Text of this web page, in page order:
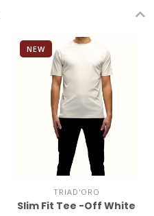
NEW
TRIAD'ORO
Slim Fit Tee -Off White